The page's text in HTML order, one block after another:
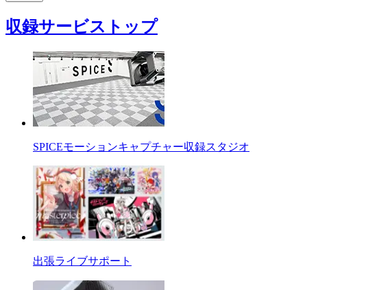
収録サービストップ
SPICEモーションキャプチャー収録スタジオ
出張ライブサポート